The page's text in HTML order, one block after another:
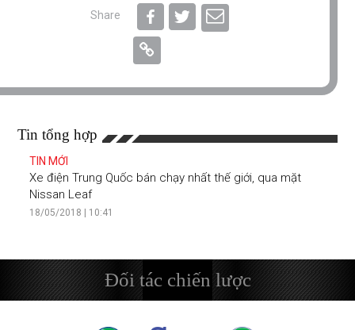
Share
Tin tổng hợp
TIN MỚI
Xe điện Trung Quốc bán chạy nhất thế giới, qua mặt
Nissan Leaf
18/05/2018 | 10:41
Đối tác chiến lược